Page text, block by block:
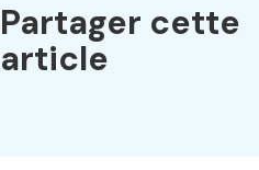
Partager cette
article